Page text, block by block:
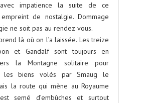
impatience la suite de ce
de nostalgie. Dommage
ne soit pas au rendez vous.
là où on l’a laissée. Les treize
et Gandalf sont toujours en
la Montagne solitaire pour
les biens volés par Smaug le
la route qui mène au Royaume
semé d’embûches et surtout